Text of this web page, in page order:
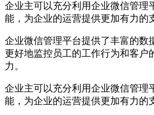
企业主可以充分利用企业微信管理
能，为企业的运营提供更加有力的
企业微信管理平台提供了丰富的数
更好地监控员工的工作行为和客户
力。
企业主可以充分利用企业微信管理
能，为企业的运营提供更加有力的